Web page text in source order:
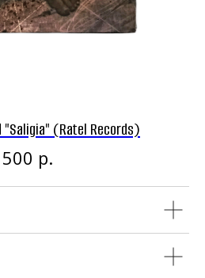
"Saligia" (Ratel Records)
500 р.